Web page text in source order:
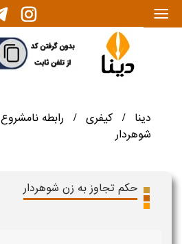
|||
دینا / کیفری / رابطه نامشروع
شوهردار
حکم تجاوز به زن شوهردار